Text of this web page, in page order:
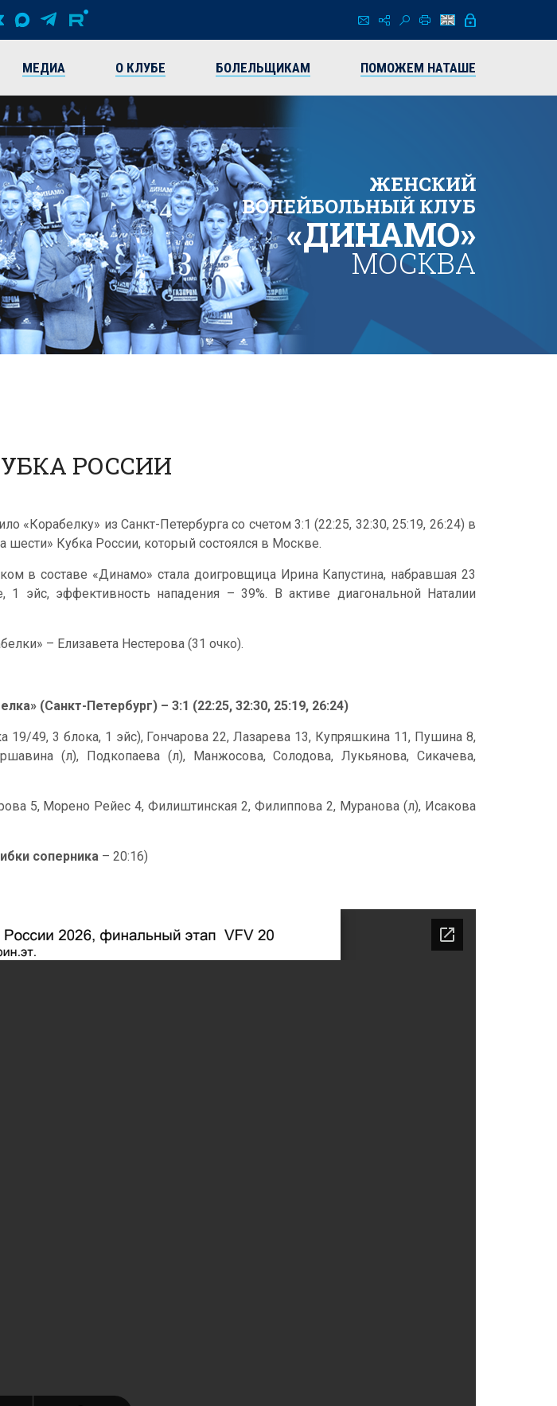
МЕДИА О КЛУБЕ БОЛЕЛЬЩИКАМ ПОМОЖЕМ НАТАШЕ
ЖЕНСКИЙ
ВОЛЕЙБОЛЬНЫЙ КЛУБ
«ДИНАМО»
МОСКВА
РОССИИ
«Корабелку» из Санкт-Петербурга со счетом 3:1 (22:25, 32:30, 25:19, 26:24) в
шести» Кубка России, который состоялся в Москве.
в составе «Динамо» стала доигровщица Ирина Капустина, набравшая 23
1 эйс, эффективность нападения – 39%. В активе диагональной Наталии
– Елизавета Нестерова (31 очко).
(Санкт-Петербург) – 3:1 (22:25, 32:30, 25:19, 26:24)
19/49, 3 блока, 1 эйс), Гончарова 22, Лазарева 13, Купряшкина 11, Пушина 8,
(л), Подкопаева (л), Манжосова, Солодова, Лукьянова, Сикачева,
5, Морено Рейес 4, Филиштинская 2, Филиппова 2, Муранова (л), Исакова
соперника – 20:16)